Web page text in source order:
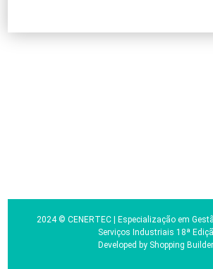
2024 © CENERTEC | Especialização em
Serviços Industriais 18ª
Developed by Shopping